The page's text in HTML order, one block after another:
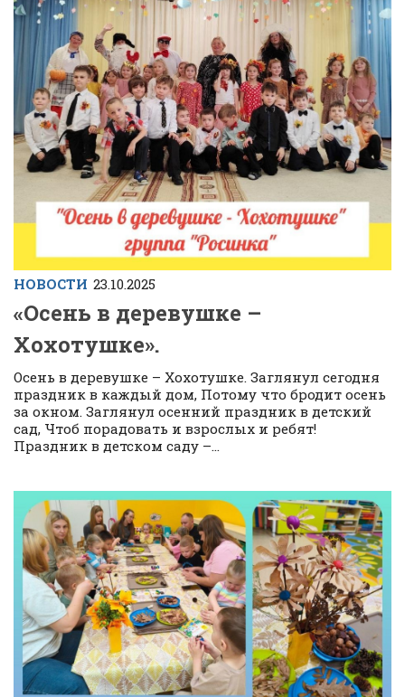
НОВОСТИ 23.10.2025
«Осень в деревушке –
Хохотушке».
Осень в деревушке – Хохотушке. Заглянул сегодня
праздник в каждый дом, Потому что бродит осень
за окном. Заглянул осенний праздник в детский
сад, Чтоб порадовать и взрослых и ребят!
Праздник в детском саду –...